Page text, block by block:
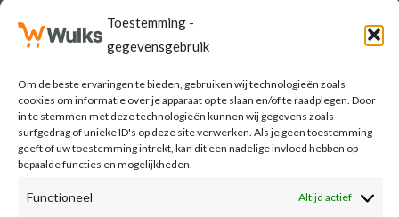
Toestemming -
gegevensgebruik
Om de beste ervaringen te bieden, gebruiken wij technologieën zoals
cookies om informatie over je apparaat op te slaan en/of te raadplegen. Door
in te stemmen met deze technologieën kunnen wij gegevens zoals
surfgedrag of unieke ID's op deze site verwerken. Als je geen toestemming
geeft of uw toestemming intrekt, kan dit een nadelige invloed hebben op
bepaalde functies en mogelijkheden.
Functioneel Altijd actief
Mijn Wulks
Meld je aan voor de Wulks nieuwsbrief
E
m
a